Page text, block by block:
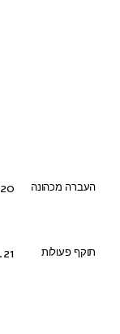
20. העברה מכהונה
21. תוקף פעולות